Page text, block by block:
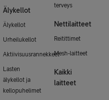
Älykellot
Älykellot
Urheilukellot
Aktiivisuusrannekkeet
Lasten
älykellot ja
kellopuhelimet
terveys
Nettilaitteet
Reitittimet
Mesh-laitteet
Kaikki
laitteet